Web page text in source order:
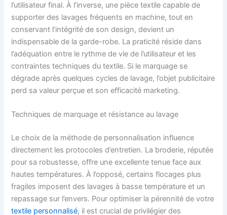
l’utilisateur final. À l’inverse, une pièce textile capable de
supporter des lavages fréquents en machine, tout en
conservant l’intégrité de son design, devient un
indispensable de la garde-robe. La praticité réside dans
l’adéquation entre le rythme de vie de l’utilisateur et les
contraintes techniques du textile. Si le marquage se
dégrade après quelques cycles de lavage, l’objet publicitaire
perd sa valeur perçue et son efficacité marketing.
Techniques de marquage et résistance au lavage
Le choix de la méthode de personnalisation influence
directement les protocoles d’entretien. La broderie, réputée
pour sa robustesse, offre une excellente tenue face aux
hautes températures. À l’opposé, certains flocages plus
fragiles imposent des lavages à basse température et un
repassage sur l’envers. Pour optimiser la pérennité de votre
textile personnalisé, il est crucial de privilégier des